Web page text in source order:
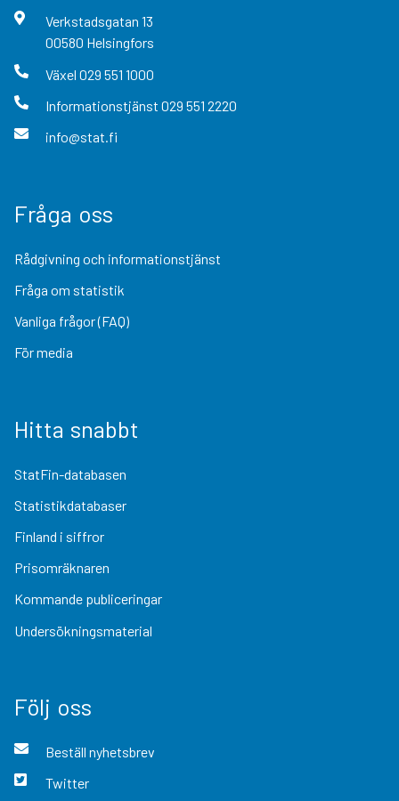
Verkstadsgatan 13
00580 Helsingfors
Växel 029 551 1000
Informationstjänst 029 551 2220
info@stat.fi
Fråga oss
Rådgivning och informationstjänst
Fråga om statistik
Vanliga frågor (FAQ)
För media
Hitta snabbt
StatFin-databasen
Statistikdatabaser
Finland i siffror
Prisomräknaren
Kommande publiceringar
Undersökningsmaterial
Följ oss
Beställ nyhetsbrev
Twitter